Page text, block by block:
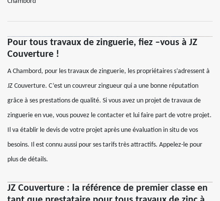
Pour tous travaux de zinguerie, fiez –vous à JZ
Couverture !
A Chambord, pour les travaux de zinguerie, les propriétaires s’adressent à
JZ Couverture. C’est un couvreur zingueur qui a une bonne réputation
grâce à ses prestations de qualité. Si vous avez un projet de travaux de
zinguerie en vue, vous pouvez le contacter et lui faire part de votre projet.
Il va établir le devis de votre projet après une évaluation in situ de vos
besoins. Il est connu aussi pour ses tarifs très attractifs. Appelez-le pour
plus de détails.
JZ Couverture : la référence de premier classe en